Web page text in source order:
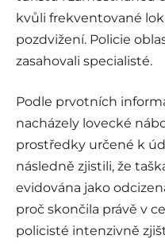
kvůli frekventované
pozdvižení. Policie
zasahovali specialisté.
Podle prvotních
nacházely lovecké
prostředky určené k
následně zjistili, že
evidována jako
proč skončila právě v
policisté intenzivně